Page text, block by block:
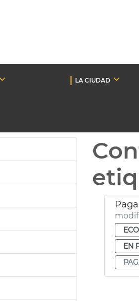
LA CIUDAD
EN